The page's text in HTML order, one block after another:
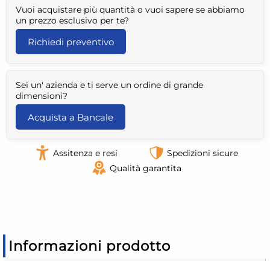
Vuoi acquistare più quantità o vuoi sapere se abbiamo
un prezzo esclusivo per te?
Richiedi preventivo
Sei un' azienda e ti serve un ordine di grande
dimensioni?
Acquista a Bancale
Assitenza e resi
Spedizioni sicure
Qualità garantita
Informazioni prodotto